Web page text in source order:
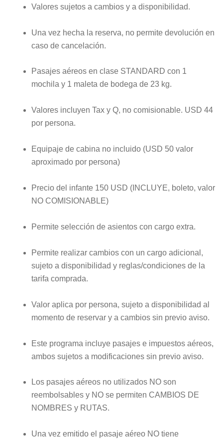
Valores sujetos a cambios y a disponibilidad.
Una vez hecha la reserva, no permite devolución en
caso de cancelación.
Pasajes aéreos en clase STANDARD con 1
mochila y 1 maleta de bodega de 23 kg.
Valores incluyen Tax y Q, no comisionable. USD 44
por persona.
Equipaje de cabina no incluido (USD 50 valor
aproximado por persona)
Precio del infante 150 USD (INCLUYE, boleto, valor
NO COMISIONABLE)
Permite selección de asientos con cargo extra.
Permite realizar cambios con un cargo adicional,
sujeto a disponibilidad y reglas/condiciones de la
tarifa comprada.
Valor aplica por persona, sujeto a disponibilidad al
momento de reservar y a cambios sin previo aviso.
Este programa incluye pasajes e impuestos aéreos,
ambos sujetos a modificaciones sin previo aviso.
Los pasajes aéreos no utilizados NO son
reembolsables y NO se permiten CAMBIOS DE
NOMBRES y RUTAS.
Una vez emitido el pasaje aéreo NO tiene